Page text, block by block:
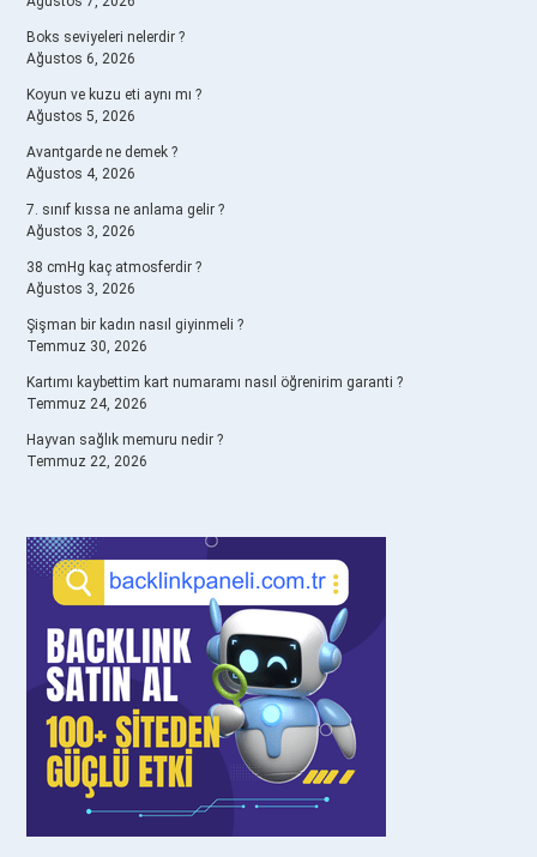
Boks seviyeleri nelerdir ?
Ağustos 6, 2026
Koyun ve kuzu eti aynı mı ?
Ağustos 5, 2026
Avantgarde ne demek ?
Ağustos 4, 2026
7. sınıf kıssa ne anlama gelir ?
Ağustos 3, 2026
38 cmHg kaç atmosferdir ?
Ağustos 3, 2026
Şişman bir kadın nasıl giyinmeli ?
Temmuz 30, 2026
Kartımı kaybettim kart numaramı nasıl öğrenirim garanti ?
Temmuz 24, 2026
Hayvan sağlık memuru nedir ?
Temmuz 22, 2026